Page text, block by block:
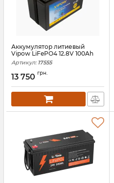
Аккумулятор литиевый
Vipow LiFePO4 12.8V 100Ah
Артикул: 17555
13 750 грн.